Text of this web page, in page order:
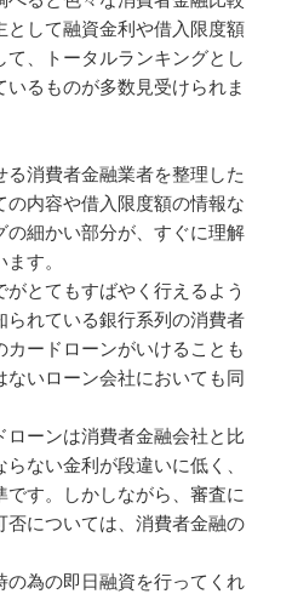
して融資金利や借入限度額
、トータルランキングとし
るものが多数見受けられま
消費者金融業者を整理した
内容や借入限度額の情報な
の細かい部分が、すぐに理解
す。
とてもすばやく行えるよう
られている銀行系列の消費者
ードローンがいけることも
いローン会社においても同
ーンは消費者金融会社と比
ない金利が段違いに低く、
す。しかしながら、審査に
については、消費者金融の
の為の即日融資を行ってくれ